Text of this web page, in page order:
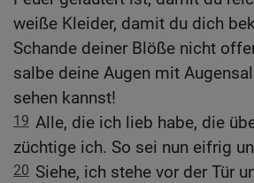
weiße Kleider, damit du dich
Schande deiner Blöße nicht
salbe deine Augen mit
sehen kannst!
19 Alle, die ich lieb habe, die
züchtige ich. So sei nun eifrig
20 Siehe, ich stehe vor der Tür